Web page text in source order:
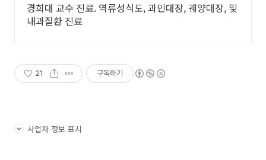
경희대 교수 진료. 역류성식도, 과민대장, 궤양대장, 및
내과질환 진료
21 구독하기
사업자 정보 표시